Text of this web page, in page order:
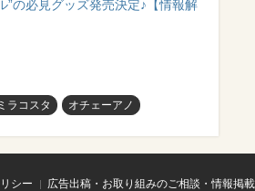
”の必見グッズ発売決定♪【情報解
ラコスタ オチェーアノ
シー 広告出稿・お取り組みのご相談・情報掲